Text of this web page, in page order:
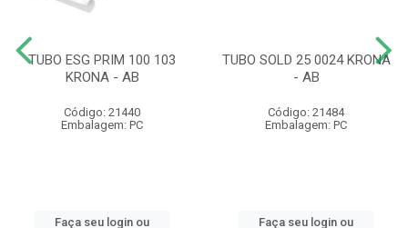
TUBO ESG PRIM 100 103
KRONA - AB
Código: 21440
Embalagem: PC
Faça seu login ou
TUBO SOLD 25 0024 KRONA
- AB
Código: 21484
Embalagem: PC
Faça seu login ou